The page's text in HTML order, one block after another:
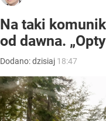
Na taki
od dawna.
Dodano:dzisiaj 18:47